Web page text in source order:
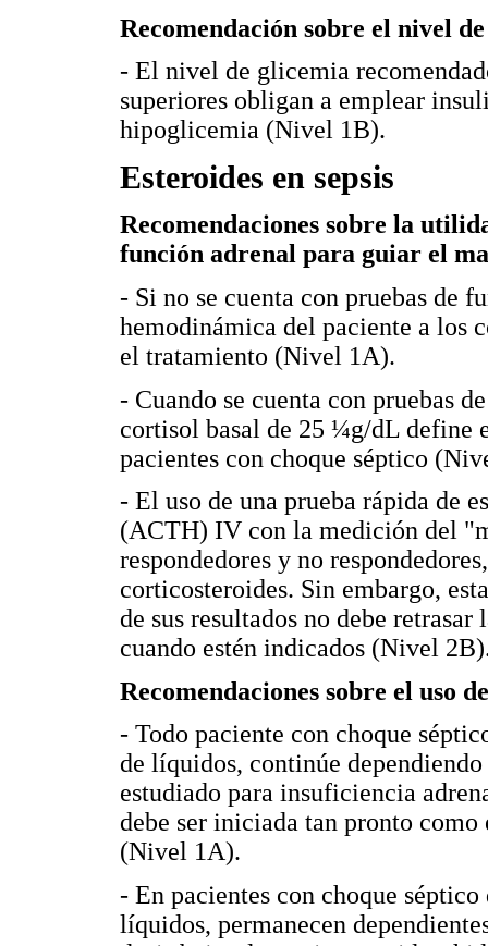
Recomendación sobre el nivel
- El nivel de glicemia
superiores obligan a emplear
hipoglicemia (Nivel 1B).
Esteroides en sepsis
Recomendaciones sobre la
función adrenal para guiar el
- Si no se cuenta con pruebas de
hemodinámica del paciente a los
el tratamiento (Nivel 1A).
- Cuando se cuenta con pruebas
cortisol basal de 25 ¼g/dL define
pacientes con choque séptico
- El uso de una prueba rápida de
(ACTH) IV con la medición del
respondedores y no
corticosteroides. Sin embargo,
de sus resultados no debe
cuando estén indicados (Nivel
Recomendaciones sobre el uso
- Todo paciente con choque
de líquidos, continúe
estudiado para insuficiencia
debe ser iniciada tan pronto como
(Nivel 1A).
- En pacientes con choque
líquidos, permanecen